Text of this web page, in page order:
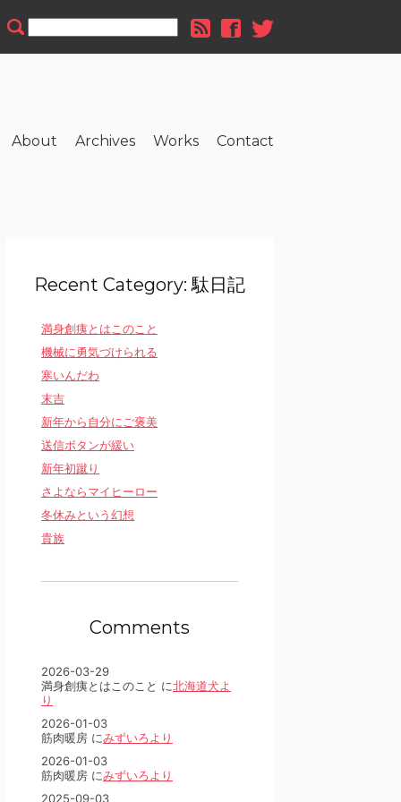
About Archives Works Contact
Recent Category: 駄日記
満身創痍とはこのこと
機械に勇気づけられる
寒いんだわ
末吉
新年から自分にご褒美
送信ボタンが緩い
新年初蹴り
さよならマイヒーロー
冬休みという幻想
貴族
Comments
2026-03-29
満身創痍とはこのこと に北海道犬よ
り
2026-01-03
筋肉暖房 にみずいろより
2026-01-03
筋肉暖房 にみずいろより
2025-09-03